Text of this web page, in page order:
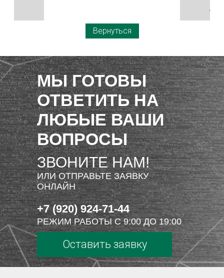
Вернуться
МЫ ГОТОВЫ
ОТВЕТИТЬ НА
ЛЮБЫЕ ВАШИ
ВОПРОСЫ
ЗВОНИТЕ НАМ!
ИЛИ ОТПРАВЬТЕ ЗАЯВКУ
ОНЛАЙН
+7 (920) 924-71-44
РЕЖИМ РАБОТЫ С 9:00 ДО 19:00
Оставить заявку